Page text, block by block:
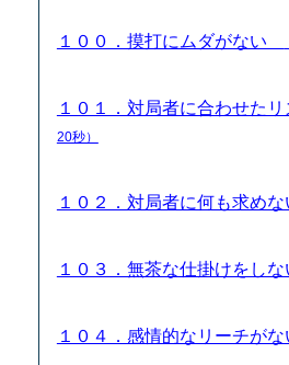
１００．摸打にムダがない
１０１．対局者に合わせた
20秒）
１０２．対局者に何も求め
１０３．無茶な仕掛けをし
１０４．感情的なリーチが